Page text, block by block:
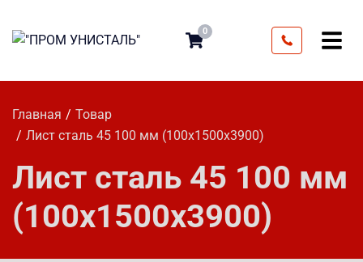
0
Главная
Товар
Лист сталь 45 100 мм (100х1500х3900)
Лист сталь 45 100 мм
(100х1500х3900)